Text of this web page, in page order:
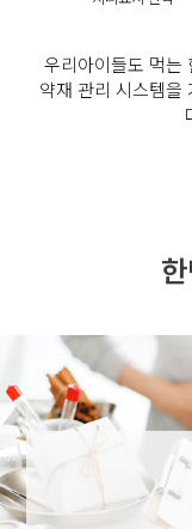
우리아이들도 먹는
약재 관리 시스템을